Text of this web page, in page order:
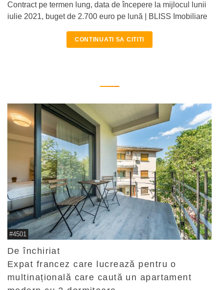
Contract pe termen lung, data de începere la mijlocul lunii
iulie 2021, buget de 2.700 euro pe lună | BLISS Imobiliare
CONTINUATI SA CITITI
#4501
De închiriat
Expat francez care lucrează pentru o
multinațională care caută un apartament